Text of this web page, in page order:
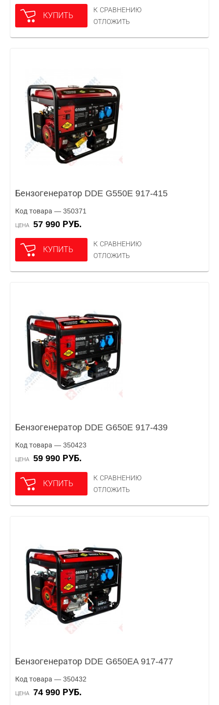
КУПИТЬ
К СРАВНЕНИЮ
ОТЛОЖИТЬ
Бензогенератор DDE G550E 917-415
Код товара — 350371
ЦЕНА 57 990 РУБ.
КУПИТЬ
К СРАВНЕНИЮ
ОТЛОЖИТЬ
Бензогенератор DDE G650E 917-439
Код товара — 350423
ЦЕНА 59 990 РУБ.
КУПИТЬ
К СРАВНЕНИЮ
ОТЛОЖИТЬ
Бензогенератор DDE G650EA 917-477
Код товара — 350432
ЦЕНА 74 990 РУБ.